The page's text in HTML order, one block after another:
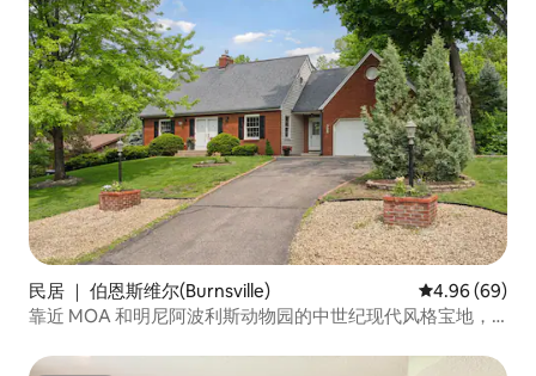
民居 ｜ 伯恩斯维尔(Burnsville) 平均评分 4.96
4.96 (69)
靠近 MOA 和明尼阿波利斯动物园的中世纪现代风格宝地，